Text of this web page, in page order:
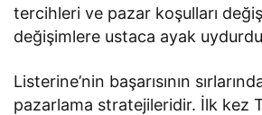
tercihleri ve pazar koşulları
değişimlere ustaca ayak
Listerine’nin başarısının
pazarlama stratejileridir. İlk kez